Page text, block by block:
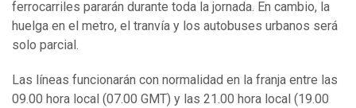
ferrocarriles pararán durante toda la jornada. En cambio, la
huelga en el metro, el tranvía y los autobuses urbanos será
solo parcial.
Las líneas funcionarán con normalidad en la franja entre las
09.00 hora local (07.00 GMT) y las 21.00 hora local (19.00